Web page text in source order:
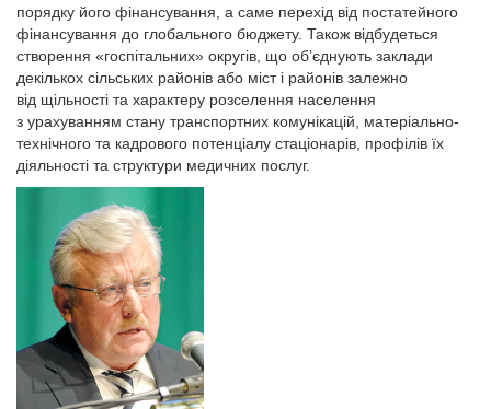
порядку його фінансування, а саме перехід від постатейного
фінансування до глобального бюджету. Також відбудеться
створення «госпітальних» округів, що об’єднують заклади
декількох сільських районів або міст і районів залежно
від щільності та характеру розселення населення
з урахуванням стану транспортних комунікацій, матеріально-
технічного та кадрового потенціалу стаціонарів, профілів їх
діяльності та структури медичних послуг.